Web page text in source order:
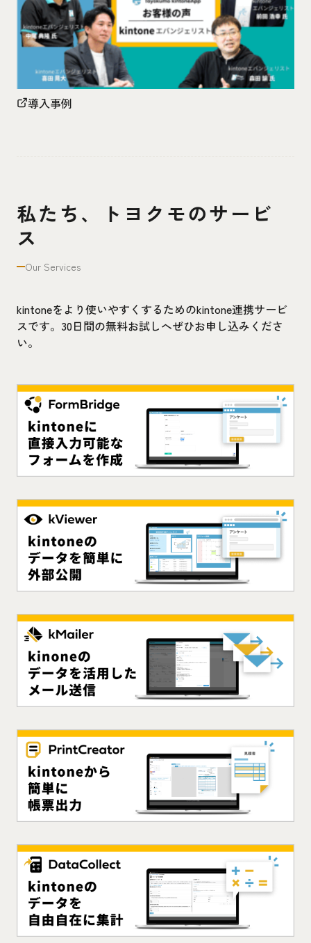
導入事例
私たち、トヨクモのサービ
ス
Our Services
kintoneをより使いやすくするためのkintone連携サービ
スです。30日間の無料お試しへぜひお申し込みくださ
い。